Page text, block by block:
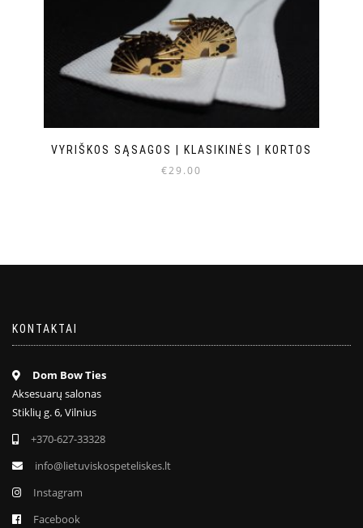
VYRIŠKOS SĄSAGOS | KLASIKINĖS | KORTOS
€29.00
KONTAKTAI
Dom Bow Ties
Aksesuarų salonas
Stiklių g. 6, Vilnius
+370-627-33328
info@lietuviskospeteliskes.lt
Instagram
Facebook